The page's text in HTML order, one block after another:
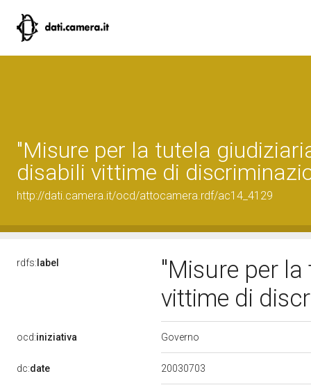
"Misure per la tutela
disabili vittime di
http://dati.camera.it/ocd/attocamera.rdf/ac14_4129
rdfs: label
"Misure per
vittime di
ocd:iniziativa Governo
dc:date 20030703